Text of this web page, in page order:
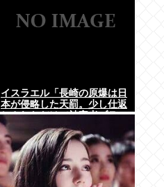
イスラエル「長崎の原爆は日
本が侵略した天罰。少し仕返
しされただけで被害者ヅラ。
追悼されるべきは侵略された
中国や韓国の人々だよ